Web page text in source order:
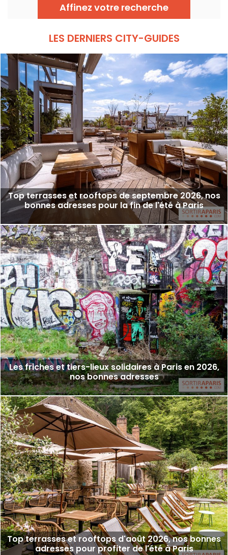
Affinez votre recherche
LES DERNIERS CITY-GUIDES
Top terrasses et rooftops de septembre 2026, nos
bonnes adresses pour la fin de l'été à Paris
Les friches et tiers-lieux solidaires à Paris en 2026,
nos bonnes adresses
Top terrasses et rooftops d'août 2026, nos bonnes
adresses pour profiter de l'été à Paris